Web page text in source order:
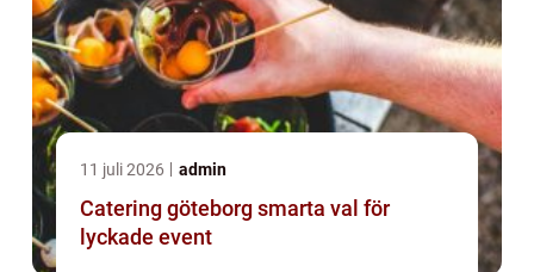
11 juli 2026 admin
Catering göteborg smarta val för
lyckade event